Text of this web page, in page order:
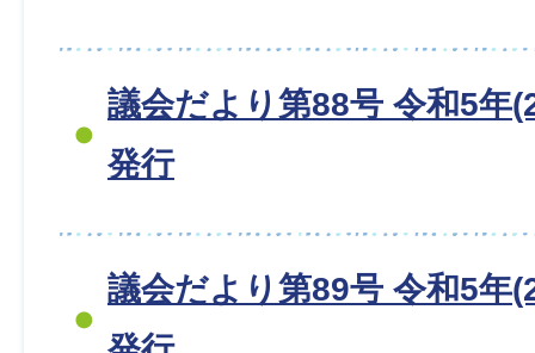
議会だより第88号 令和5年
発行
議会だより第89号 令和5年